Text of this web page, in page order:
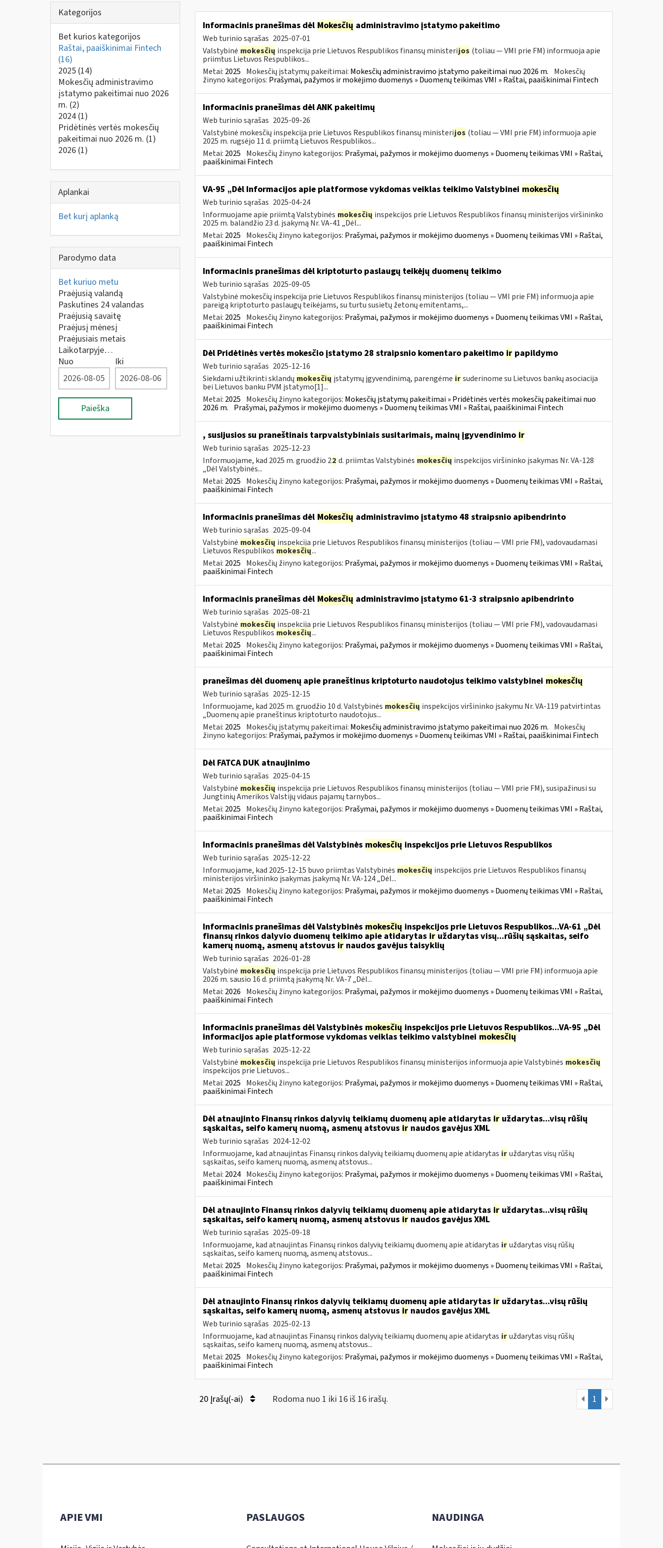
Kategorijos
Bet kurios kategorijos
Raštai, paaiškinimai Fintech
(16)
2025 (14)
Mokesčių administravimo
įstatymo pakeitimai nuo 2026
m. (2)
2024 (1)
Pridėtinės vertės mokesčių
pakeitimai nuo 2026 m. (1)
2026 (1)
Aplankai
Bet kurį aplanką
Parodymo data
Bet kuriuo metu
Praėjusią valandą
Paskutines 24 valandas
Praėjusią savaitę
Praėjusį mėnesį
Praėjusiais metais
Laikotarpyje…
Nuo
Iki
Paieška
Informacinis pranešimas dėl Mokesčių administravimo įstatymo pakeitimo
Web turinio sąrašas 2025-07-01
Valstybinė mokesčių inspekcija prie Lietuvos Respublikos finansų ministerijos (toliau — VMI prie FM) informuoja apie
priimtus Lietuvos Respublikos...
Metai: 2025 Mokesčių įstatymų pakeitimai: Mokesčių administravimo įstatymo pakeitimai nuo 2026 m. Mokesčių
žinyno kategorijos: Prašymai, pažymos ir mokėjimo duomenys » Duomenų teikimas VMI » Raštai, paaiškinimai Fintech
Informacinis pranešimas dėl ANK pakeitimų
Web turinio sąrašas 2025-09-26
Valstybinė mokesčių inspekcija prie Lietuvos Respublikos finansų ministerijos (toliau — VMI prie FM) informuoja apie
2025 m. rugsėjo 11 d. priimtą Lietuvos Respublikos...
Metai: 2025 Mokesčių žinyno kategorijos: Prašymai, pažymos ir mokėjimo duomenys » Duomenų teikimas VMI » Raštai,
paaiškinimai Fintech
VA-95 „Dėl Informacijos apie platformose vykdomas veiklas teikimo Valstybinei mokesčių
Web turinio sąrašas 2025-04-24
Informuojame apie priimtą Valstybinės mokesčių inspekcijos prie Lietuvos Respublikos finansų ministerijos viršininko
2025 m. balandžio 23 d. įsakymą Nr. VA-41 „Dėl...
Metai: 2025 Mokesčių žinyno kategorijos: Prašymai, pažymos ir mokėjimo duomenys » Duomenų teikimas VMI » Raštai,
paaiškinimai Fintech
Informacinis pranešimas dėl kriptoturto paslaugų teikėjų duomenų teikimo
Web turinio sąrašas 2025-09-05
Valstybinė mokesčių inspekcija prie Lietuvos Respublikos finansų ministerijos (toliau — VMI prie FM) informuoja apie
pareigą kriptoturto paslaugų teikėjams, su turtu susietų žetonų emitentams,...
Metai: 2025 Mokesčių žinyno kategorijos: Prašymai, pažymos ir mokėjimo duomenys » Duomenų teikimas VMI » Raštai,
paaiškinimai Fintech
Dėl Pridėtinės vertės mokesčio įstatymo 28 straipsnio komentaro pakeitimo irpapildymo
Web turinio sąrašas 2025-12-16
Siekdami užtikrinti sklandų mokesčių įstatymų įgyvendinimą, parengėme ir suderinome su Lietuvos bankų asociacija
bei Lietuvos banku PVM įstatymo[1]...
Metai: 2025 Mokesčių žinyno kategorijos: Mokesčių įstatymų pakeitimai » Pridėtinės vertės mokesčių pakeitimai nuo
2026 m. Prašymai, pažymos ir mokėjimo duomenys » Duomenų teikimas VMI » Raštai, paaiškinimai Fintech
, susijusios su praneštinais tarpvalstybiniais susitarimais, mainų įgyvendinimo ir
Web turinio sąrašas 2025-12-23
Informuojame, kad 2025 m. gruodžio 22 d. priimtas Valstybinės mokesčių inspekcijos viršininko įsakymas Nr. VA-128
„Dėl Valstybinės...
Metai: 2025 Mokesčių žinyno kategorijos: Prašymai, pažymos ir mokėjimo duomenys » Duomenų teikimas VMI » Raštai,
paaiškinimai Fintech
Informacinis pranešimas dėl Mokesčių administravimo įstatymo 48 straipsnio apibendrinto
Web turinio sąrašas 2025-09-04
Valstybinė mokesčių inspekcija prie Lietuvos Respublikos finansų ministerijos (toliau — VMI prie FM), vadovaudamasi
Lietuvos Respublikosmokesčių...
Metai: 2025 Mokesčių žinyno kategorijos: Prašymai, pažymos ir mokėjimo duomenys » Duomenų teikimas VMI » Raštai,
paaiškinimai Fintech
Informacinis pranešimas dėl Mokesčių administravimo įstatymo 61-3 straipsnio apibendrinto
Web turinio sąrašas 2025-08-21
Valstybinė mokesčių inspekcija prie Lietuvos Respublikos finansų ministerijos (toliau — VMI prie FM), vadovaudamasi
Lietuvos Respublikosmokesčių...
Metai: 2025 Mokesčių žinyno kategorijos: Prašymai, pažymos ir mokėjimo duomenys » Duomenų teikimas VMI » Raštai,
paaiškinimai Fintech
pranešimas dėl duomenų apie praneštinus kriptoturto naudotojus teikimo valstybinei mokesčių
Web turinio sąrašas 2025-12-15
Informuojame, kad 2025 m. gruodžio 10 d. Valstybinės mokesčių inspekcijos viršininko įsakymu Nr. VA-119 patvirtintas
„Duomenų apie praneštinus kriptoturto naudotojus...
Metai: 2025 Mokesčių įstatymų pakeitimai: Mokesčių administravimo įstatymo pakeitimai nuo 2026 m. Mokesčių
žinyno kategorijos: Prašymai, pažymos ir mokėjimo duomenys » Duomenų teikimas VMI » Raštai, paaiškinimai Fintech
Dėl FATCA DUK atnaujinimo
Web turinio sąrašas 2025-04-15
Valstybinė mokesčių inspekcija prie Lietuvos Respublikos finansų ministerijos (toliau — VMI prie FM), susipažinusi su
Jungtinių Amerikos Valstijų vidaus pajamų tarnybos...
Metai: 2025 Mokesčių žinyno kategorijos: Prašymai, pažymos ir mokėjimo duomenys » Duomenų teikimas VMI » Raštai,
paaiškinimai Fintech
Informacinis pranešimas dėl Valstybinės mokesčių inspekcijos prie Lietuvos Respublikos
Web turinio sąrašas 2025-12-22
Informuojame, kad 2025-12-15 buvo priimtas Valstybinės mokesčių inspekcijos prie Lietuvos Respublikos finansų
ministerijos viršininko įsakymas įsakymą Nr. VA-124 „Dėl...
Metai: 2025 Mokesčių žinyno kategorijos: Prašymai, pažymos ir mokėjimo duomenys » Duomenų teikimas VMI » Raštai,
paaiškinimai Fintech
Informacinis pranešimas dėl Valstybinės mokesčių inspekcijos prie Lietuvos Respublikos...VA-61 „Dėl
finansų rinkos dalyvio duomenų teikimo apie atidarytas iruždarytas visų...rūšių sąskaitas, seifo
kamerų nuomą, asmenų atstovus irnaudos gavėjus taisyklių
Web turinio sąrašas 2026-01-28
Valstybinė mokesčių inspekcija prie Lietuvos Respublikos finansų ministerijos (toliau — VMI prie FM) informuoja apie
2026 m. sausio 16 d. priimtą įsakymą Nr. VA-7 „Dėl...
Metai: 2026 Mokesčių žinyno kategorijos: Prašymai, pažymos ir mokėjimo duomenys » Duomenų teikimas VMI » Raštai,
paaiškinimai Fintech
Informacinis pranešimas dėl Valstybinės mokesčių inspekcijos prie Lietuvos Respublikos...VA-95 „Dėl
informacijos apie platformose vykdomas veiklas teikimo valstybinei mokesčių
Web turinio sąrašas 2025-12-22
Valstybinė mokesčių inspekcija prie Lietuvos Respublikos finansų ministerijos informuoja apie Valstybinės mokesčių
inspekcijos prie Lietuvos...
Metai: 2025 Mokesčių žinyno kategorijos: Prašymai, pažymos ir mokėjimo duomenys » Duomenų teikimas VMI » Raštai,
paaiškinimai Fintech
Dėl atnaujinto Finansų rinkos dalyvių teikiamų duomenų apie atidarytas iruždarytas...visų rūšių
sąskaitas, seifo kamerų nuomą, asmenų atstovus irnaudos gavėjus XML
Web turinio sąrašas 2024-12-02
Informuojame, kad atnaujintas Finansų rinkos dalyvių teikiamų duomenų apie atidarytas ir uždarytas visų rūšių
sąskaitas, seifo kamerų nuomą, asmenų atstovus...
Metai: 2024 Mokesčių žinyno kategorijos: Prašymai, pažymos ir mokėjimo duomenys » Duomenų teikimas VMI » Raštai,
paaiškinimai Fintech
Dėl atnaujinto Finansų rinkos dalyvių teikiamų duomenų apie atidarytas iruždarytas...visų rūšių
sąskaitas, seifo kamerų nuomą, asmenų atstovus irnaudos gavėjus XML
Web turinio sąrašas 2025-09-18
Informuojame, kad atnaujintas Finansų rinkos dalyvių teikiamų duomenų apie atidarytas ir uždarytas visų rūšių
sąskaitas, seifo kamerų nuomą, asmenų atstovus...
Metai: 2025 Mokesčių žinyno kategorijos: Prašymai, pažymos ir mokėjimo duomenys » Duomenų teikimas VMI » Raštai,
paaiškinimai Fintech
Dėl atnaujinto Finansų rinkos dalyvių teikiamų duomenų apie atidarytas iruždarytas...visų rūšių
sąskaitas, seifo kamerų nuomą, asmenų atstovus irnaudos gavėjus XML
Web turinio sąrašas 2025-02-13
Informuojame, kad atnaujintas Finansų rinkos dalyvių teikiamų duomenų apie atidarytas ir uždarytas visų rūšių
sąskaitas, seifo kamerų nuomą, asmenų atstovus...
Metai: 2025 Mokesčių žinyno kategorijos: Prašymai, pažymos ir mokėjimo duomenys » Duomenų teikimas VMI » Raštai,
paaiškinimai Fintech
20 Įrašų(-ai) Rodoma nuo 1 iki 16 iš 16 irašų. 1
APIE VMI PASLAUGOS NAUDINGA